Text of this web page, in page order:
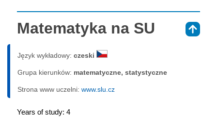
Matematyka na SU
Język wykładowy: czeski
Grupa kierunków: matematyczne, statystyczne
Strona www uczelni: www.slu.cz
Years of study: 4